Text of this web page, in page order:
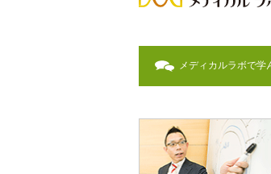
メディカルラボで